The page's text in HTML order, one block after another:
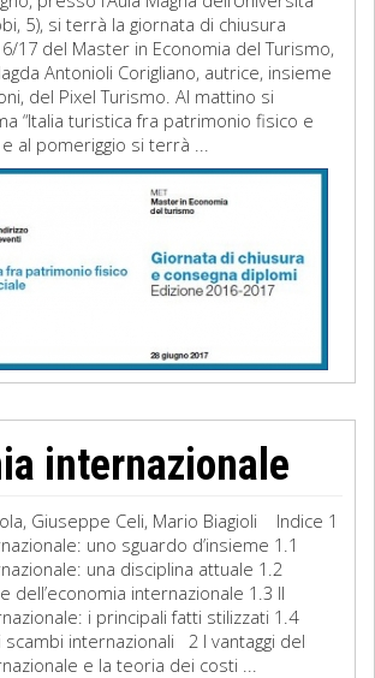
5), si terrà la giornata di chiusura
17 del Master in Economia del Turismo,
Antonioli Corigliano, autrice, insieme
del Pixel Turismo. Al mattino si
“Italia turistica fra patrimonio fisico e
al pomeriggio si terrà ...
internazionale
Giuseppe Celi, Mario Biagioli Indice 1
uno sguardo d’insieme 1.1
una disciplina attuale 1.2
dell’economia internazionale 1.3 Il
i principali fatti stilizzati 1.4
scambi internazionali 2 I vantaggi del
e la teoria dei costi ...